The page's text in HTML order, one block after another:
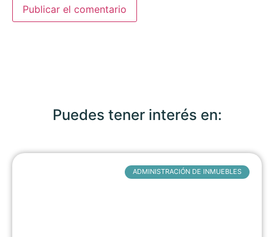
Puedes tener interés en:
ADMINISTRACIÓN DE INMUEBLES